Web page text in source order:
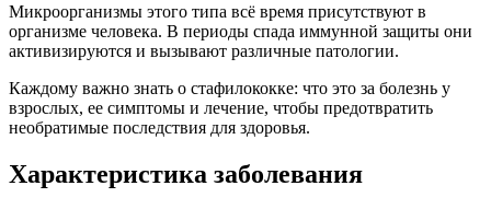
Микроорганизмы этого типа всё время присутствуют в
организме человека. В периоды спада иммунной защиты они
активизируются и вызывают различные патологии.
Каждому важно знать о стафилококке: что это за болезнь у
взрослых, ее симптомы и лечение, чтобы предотвратить
необратимые последствия для здоровья.
Характеристика заболевания